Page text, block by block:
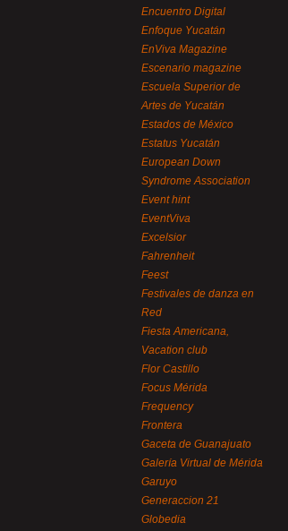
Encuentro Digital
Enfoque Yucatán
EnViva Magazine
Escenario magazine
Escuela Superior de
Artes de Yucatán
Estados de México
Estatus Yucatán
European Down
Syndrome Association
Event hint
EventViva
Excelsior
Fahrenheit
Feest
Festivales de danza en
Red
Fiesta Americana,
Vacation club
Flor Castillo
Focus Mérida
Frequency
Frontera
Gaceta de Guanajuato
Galería Virtual de Mérida
Garuyo
Generaccion 21
Globedia